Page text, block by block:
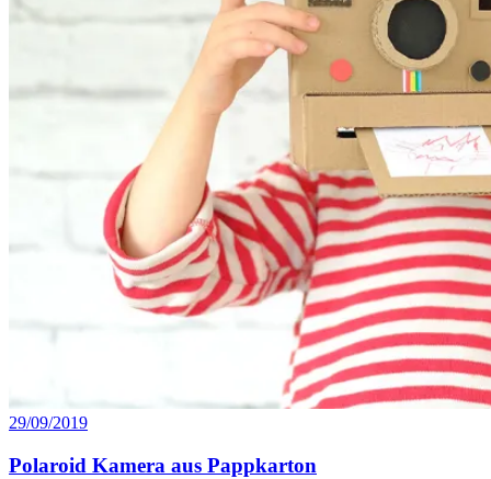
29/09/2019
Polaroid Kamera aus Pappkarton